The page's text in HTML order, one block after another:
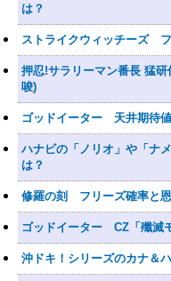
は？
ストライクウィッチーズ
押忍!サラリーマン番長 猛
唆)
ゴッドイーター 天井期待
ハナビの「ノリオ」や「ナ
は？
修羅の刻 フリーズ確率と
ゴッドイーター CZ「殲滅
沖ドキ！シリーズのカナ＆